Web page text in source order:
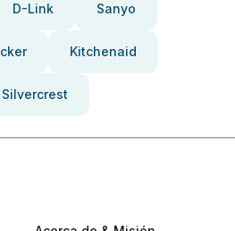
D-Link Sanyo
Kitchenaid
Silvercrest